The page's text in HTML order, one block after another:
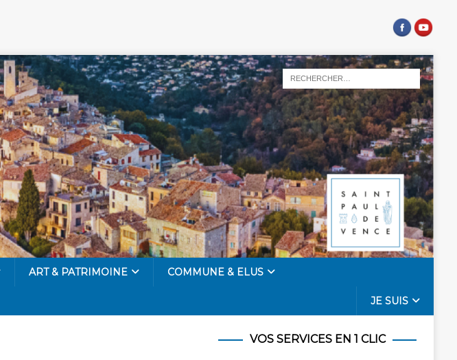
ART & PATRIMOINE COMMUNE & ELUS
JE SUIS
VOS SERVICES EN 1 CLIC